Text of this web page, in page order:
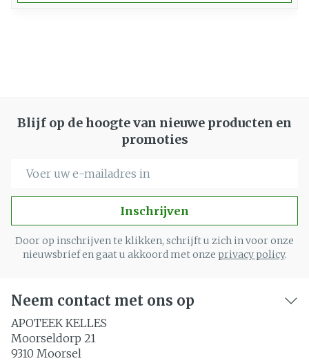
Blijf op de hoogte van nieuwe producten en
promoties
Inschrijven
Door op inschrijven te klikken, schrijft u zich in voor onze
nieuwsbrief en gaat u akkoord met onze privacy policy.
Neem contact met ons op
APOTEEK KELLES
Moorseldorp 21
9310 Moorsel